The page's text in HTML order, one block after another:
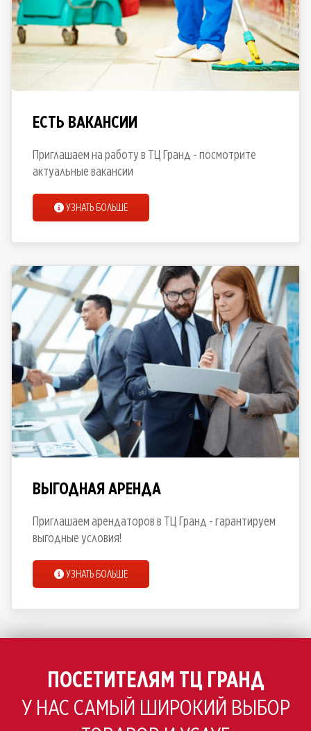
ЕСТЬ ВАКАНСИИ
Приглашаем на работу в ТЦ Гранд - посмотрите
актуальные вакансии
УЗНАТЬ БОЛЬШЕ
ВЫГОДНАЯ АРЕНДА
Приглашаем арендаторов в ТЦ Гранд - гарантируем
выгодные условия!
УЗНАТЬ БОЛЬШЕ
ПОСЕТИТЕЛЯМ ТЦ ГРАНД
У НАС САМЫЙ ШИРОКИЙ ВЫБОР